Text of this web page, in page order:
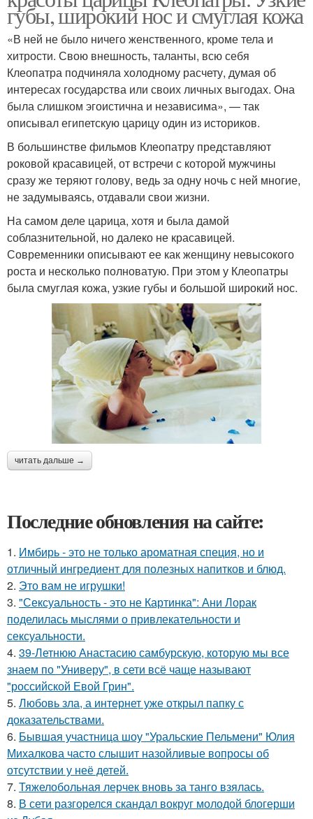
губы, широкий нос и смуглая кожа
«В ней не было ничего женственного, кроме тела и
хитрости. Свою внешность, таланты, всю себя
Клеопатра подчиняла холодному расчету, думая об
интересах государства или своих личных выгодах. Она
была слишком эгоистична и независима», — так
описывал египетскую царицу один из историков.
В большинстве фильмов Клеопатру представляют
роковой красавицей, от встречи с которой мужчины
сразу же теряют голову, ведь за одну ночь с ней многие,
не задумываясь, отдавали свои жизни.
На самом деле царица, хотя и была дамой
соблазнительной, но далеко не красавицей.
Современники описывают ее как женщину невысокого
роста и несколько полноватую. При этом у Клеопатры
была смуглая кожа, узкие губы и большой широкий нос.
читать дальше →
Последние обновления на сайте:
1. Имбирь - это не только ароматная специя, но и
отличный ингредиент для полезных напитков и блюд.
2. Это вам не игрушки!
3. "Сексуальность - это не Картинка": Ани Лорак
поделилась мыслями о привлекательности и
сексуальности.
4. 39-Летнюю Анастасию самбурскую, которую мы все
знаем по "Универу", в сети всё чаще называют
"российской Евой Грин".
5. Любовь зла, а интернет уже открыл папку с
доказательствами.
6. Бывшая участница шоу "Уральские Пельмени" Юлия
Михалкова часто слышит назойливые вопросы об
отсутствии у неё детей.
7. Тяжелобольная лерчек вновь за танго взялась.
8. В сети разгорелся скандал вокруг молодой блогерши